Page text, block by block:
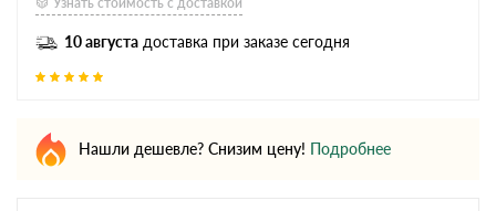
10 августа доставка при заказе сегодня
Нашли дешевле? Снизим цену! Подробнее